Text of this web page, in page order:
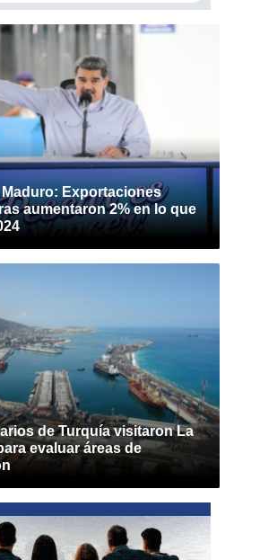
Maduro: Exportaciones
aumentaron 2% en lo que
de Turquía visitaron La
evaluar áreas de